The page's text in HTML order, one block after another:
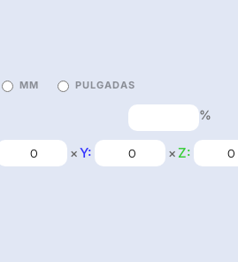
MM PULGADAS
%
×Y: × Z: